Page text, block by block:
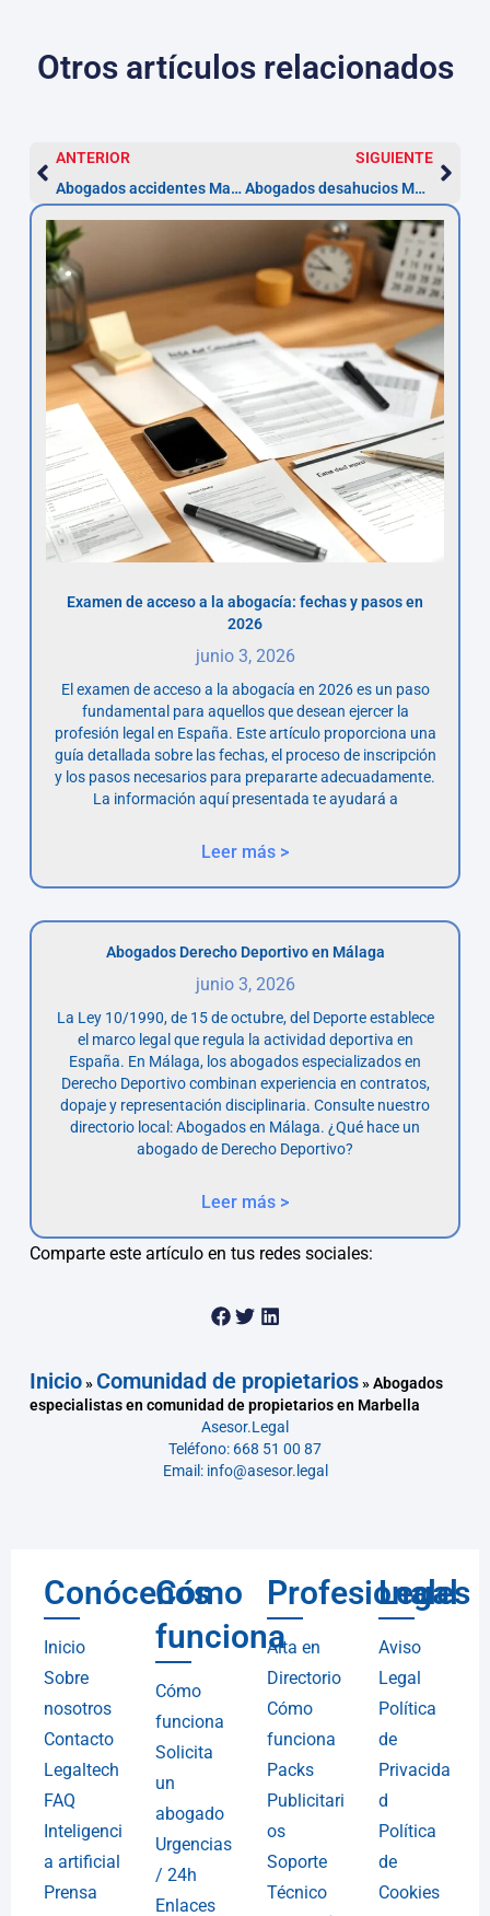
Otros artículos relacionados
ANTERIOR
Abogados accidentes Marbella — reclama en 1 año
SIGUIENTE
Abogados desahucios Marbella — Plazos desde 3 meses
Examen de acceso a la abogacía: fechas y pasos en
2026
junio 3, 2026
El examen de acceso a la abogacía en 2026 es un paso
fundamental para aquellos que desean ejercer la
profesión legal en España. Este artículo proporciona una
guía detallada sobre las fechas, el proceso de inscripción
y los pasos necesarios para prepararte adecuadamente.
La información aquí presentada te ayudará a
Leer más >
Abogados Derecho Deportivo en Málaga
junio 3, 2026
La Ley 10/1990, de 15 de octubre, del Deporte establece
el marco legal que regula la actividad deportiva en
España. En Málaga, los abogados especializados en
Derecho Deportivo combinan experiencia en contratos,
dopaje y representación disciplinaria. Consulte nuestro
directorio local: Abogados en Málaga. ¿Qué hace un
abogado de Derecho Deportivo?
Leer más >
Comparte este artículo en tus redes sociales:
Inicio» Comunidad de propietarios»Abogados
especialistas en comunidad de propietarios en Marbella
Asesor.Legal
Teléfono: 668 51 00 87
Email: info@asesor.legal
Conócenos
Inicio
Sobre
nosotros
Contacto
Legaltech
FAQ
Inteligenci
a artificial
Prensa
Cómo
funciona
Cómo
funciona
Solicita
un
abogado
Urgencias
/ 24h
Enlaces
Profesionales
Alta en
Directorio
Cómo
funciona
Packs
Publicitari
os
Soporte
Técnico
Legal
Aviso
Legal
Política
de
Privacida
d
Política
de
Cookies